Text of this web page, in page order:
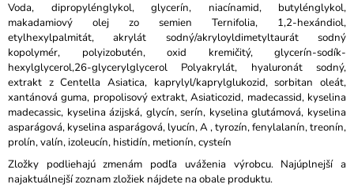
Voda, dipropylénglykol, glycerín, niacínamid, butylénglykol,
makadamiový olej zo semien Ternifolia, 1,2-hexándiol,
etylhexylpalmitát, akrylát sodný/akryloyldimetyltaurát sodný
kopolymér, polyizobutén, oxid kremičitý, glycerín-sodík-
hexylglycerol,26-glycerylglycerol Polyakrylát, hyaluronát sodný,
extrakt z Centella Asiatica, kaprylyl/kaprylglukozid, sorbitan oleát,
xantánová guma, propolisový extrakt, Asiaticozid, madecassid, kyselina
madecassic, kyselina ázijská, glycín, serín, kyselina glutámová, kyselina
asparágová, kyselina asparágová, lyucín, A , tyrozín, fenylalanín, treonín,
prolín, valín, izoleucín, histidín, metionín, cysteín
Zložky podliehajú zmenám podľa uváženia výrobcu. Najúplnejší a
najaktuálnejší zoznam zložiek nájdete na obale produktu.